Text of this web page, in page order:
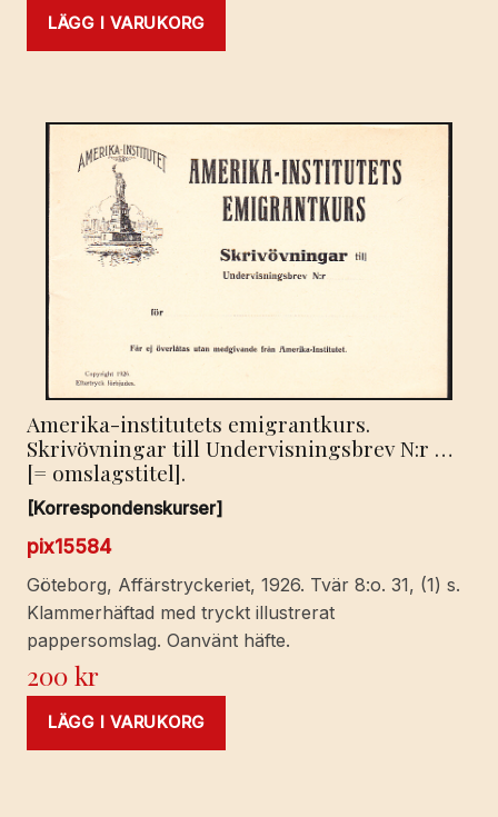
LÄGG I VARUKORG
Amerika-institutets emigrantkurs.
Skrivövningar till Undervisningsbrev N:r …
[= omslagstitel].
[Korrespondenskurser]
pix15584
Göteborg, Affärstryckeriet, 1926. Tvär 8:o. 31, (1) s.
Klammerhäftad med tryckt illustrerat
pappersomslag. Oanvänt häfte.
200kr
LÄGG I VARUKORG